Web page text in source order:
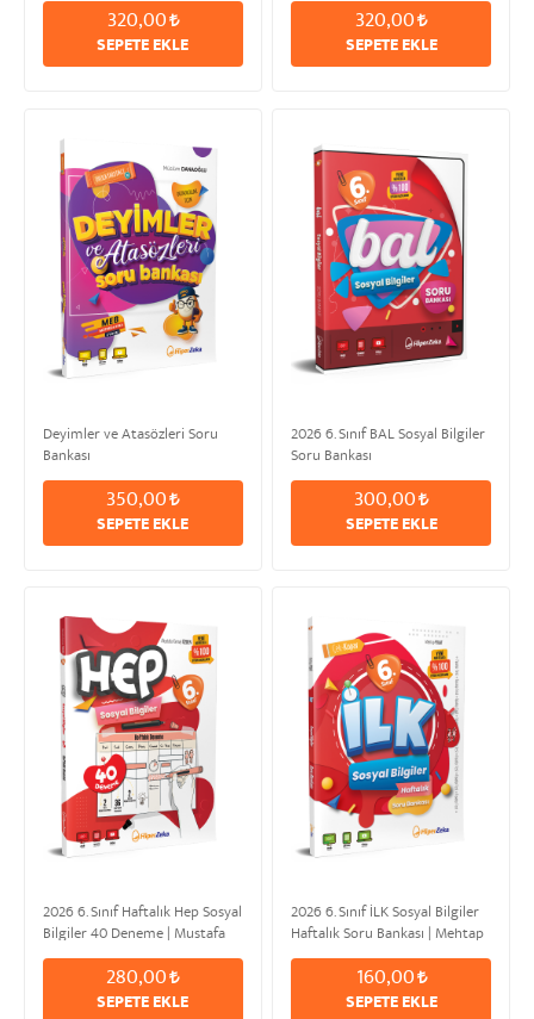
320,00
SEPETE EKLE
320,00
SEPETE EKLE
Deyimler ve Atasözleri Soru
Bankası
350,00
SEPETE EKLE
2026 6. Sınıf BAL Sosyal Bilgiler
Soru Bankası
300,00
SEPETE EKLE
2026 6. Sınıf Haftalık Hep Sosyal
Bilgiler 40 Deneme | Mustafa
Kemal ÖZDEN
280,00
SEPETE EKLE
2026 6. Sınıf İLK Sosyal Bilgiler
Haftalık Soru Bankası | Mehtap
POLAT
160,00
SEPETE EKLE